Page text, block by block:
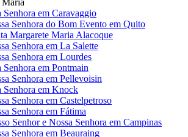
em Caravaggio
Senhora do Bom Evento em Quito
Margarete Maria Alacoque
Senhora em La Salette
Senhora em Lourdes
em Pontmain
Senhora em Pellevoisin
Senhora em Knock
Senhora em Castelpetroso
Senhora em Fátima
Senhor e Nossa Senhora em Campinas
Senhora em Beauraing